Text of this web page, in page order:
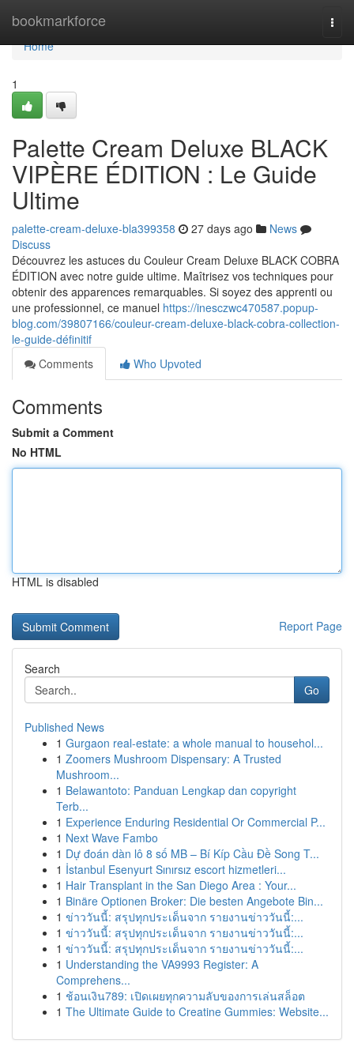
bookmarkforce
Home
Home
1
Palette Cream Deluxe BLACK
VIPÈRE ÉDITION : Le Guide
Ultime
palette-cream-deluxe-bla399358 27 days ago
News
Discuss
Découvrez les astuces du Couleur Cream Deluxe BLACK COBRA
ÉDITION avec notre guide ultime. Maîtrisez vos techniques pour
obtenir des apparences remarquables. Si soyez des apprenti ou
une professionnel, ce manuel https://inesczwc470587.popup-
blog.com/39807166/couleur-cream-deluxe-black-cobra-collection-
le-guide-définitif
Comments
Who Upvoted
Comments
Submit a Comment
No HTML
HTML is disabled
Report Page
Search
Go
Published News
1 Gurgaon real-estate: a whole manual to househol...
1 Zoomers Mushroom Dispensary: A Trusted
Mushroom...
1 Belawantoto: Panduan Lengkap dan copyright
Terb...
1 Experience Enduring Residential Or Commercial P...
1 Next Wave Fambo
1 Dự đoán dàn lô 8 số MB – Bí Kíp Cầu Đề Song T...
1 İstanbul Esenyurt Sınırsız escort hizmetleri...
1 Hair Transplant in the San Diego Area : Your...
1 Binäre Optionen Broker: Die besten Angebote Bin...
1 ข่าววันนี้: สรุปทุกประเด็นจาก รายงานข่าววันนี้:...
1 ข่าววันนี้: สรุปทุกประเด็นจาก รายงานข่าววันนี้:...
1 ข่าววันนี้: สรุปทุกประเด็นจาก รายงานข่าววันนี้:...
1 Understanding the VA9993 Register: A
Comprehens...
1 ช้อนเงิน789: เปิดเผยทุกความลับของการเล่นสล็อต
1 The Ultimate Guide to Creatine Gummies: Website...